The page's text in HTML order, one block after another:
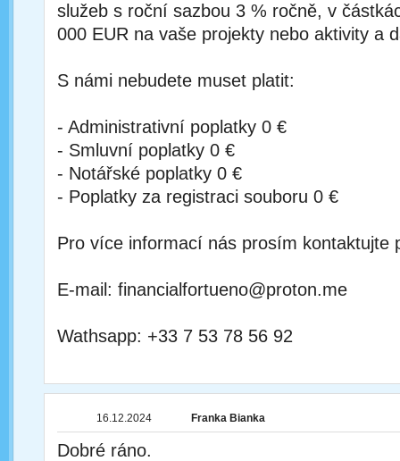
služeb s roční sazbou 3 % ročně, v
000 EUR na vaše projekty nebo aktivity a
S námi nebudete muset platit:
- Administrativní poplatky 0 €
- Smluvní poplatky 0 €
- Notářské poplatky 0 €
- Poplatky za registraci souboru 0 €
Pro více informací nás prosím kontaktujte
E-mail: financialfortueno@proton.me
Wathsapp: +33 7 53 78 56 92
16.12.2024 Franka Bianka
Dobré ráno.